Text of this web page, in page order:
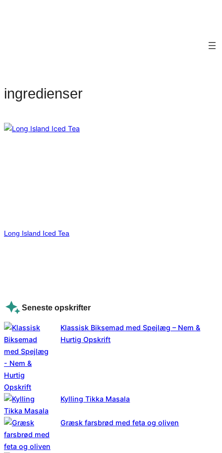
ingredienser
Long Island Iced Tea
Seneste opskrifter
Klassisk Biksemad med Spejlæg – Nem &
Hurtig Opskrift
Kylling Tikka Masala
Græsk farsbrød med feta og oliven